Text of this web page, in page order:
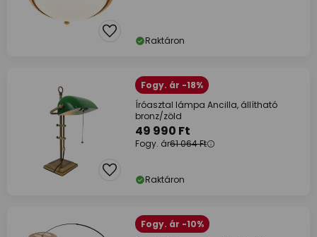
Raktáron
Fogy. ár -18%
Íróasztal lámpa Ancilla, állítható
bronz/zöld
49 990 Ft
Fogy. ár61 064 Ft
Raktáron
Fogy. ár -10%